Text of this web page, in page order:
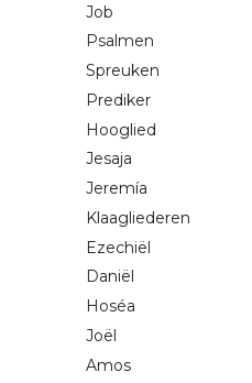
Job
Psalmen
Spreuken
Prediker
Hooglied
Jesaja
Jeremía
Klaagliederen
Ezechiël
Daniël
Hoséa
Joël
Amos